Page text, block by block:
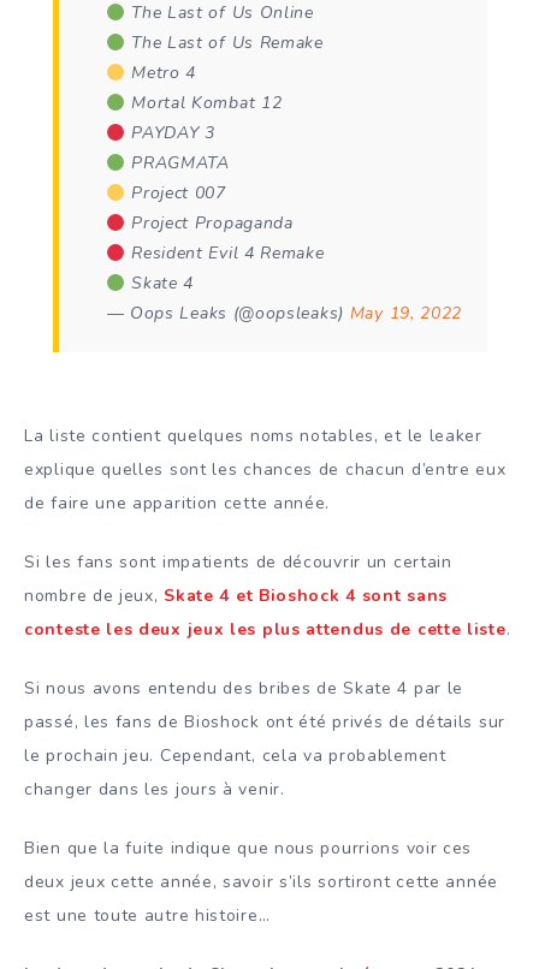
The Last of Us Online
The Last of Us Remake
Metro 4
Mortal Kombat 12
PAYDAY 3
PRAGMATA
Project 007
Project Propaganda
Resident Evil 4 Remake
Skate 4
— Oops Leaks (@oopsleaks) May 19, 2022
La liste contient quelques noms notables, et le leaker
explique quelles sont les chances de chacun d’entre eux
de faire une apparition cette année.
Si les fans sont impatients de découvrir un certain
nombre de jeux, Skate 4 et Bioshock 4 sont sans
conteste les deux jeux les plus attendus de cette liste.
Si nous avons entendu des bribes de Skate 4 par le
passé, les fans de Bioshock ont été privés de détails sur
le prochain jeu. Cependant, cela va probablement
changer dans les jours à venir.
Bien que la fuite indique que nous pourrions voir ces
deux jeux cette année, savoir s’ils sortiront cette année
est une toute autre histoire…